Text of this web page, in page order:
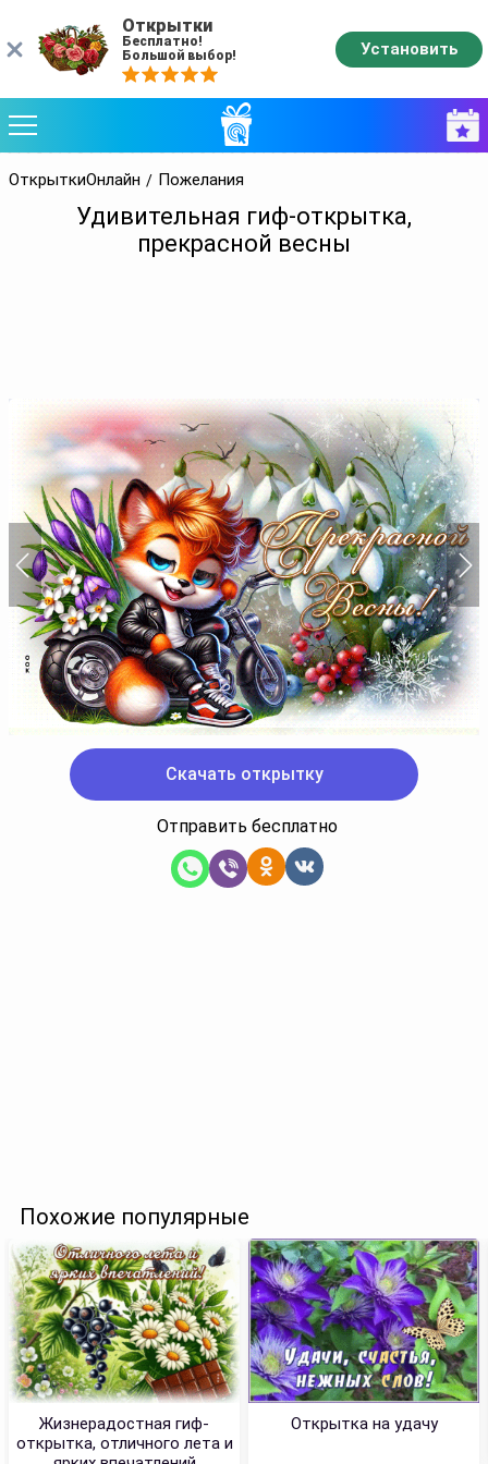
ОткрыткиОнлайн Пожелания
Удивительная гиф-открытка,
прекрасной весны
Скачать открытку
Отправить бесплатно
Похожие популярные
Жизнерадостная гиф-
открытка, отличного лета и
Открытка на удачу
Открытки
Бесплатно!
Большой выбор!
Установить